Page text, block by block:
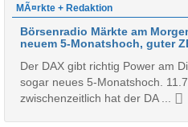
MÃ¤rkte + Redaktion
Börsenradio Märkte am
neuem 5-Monatshoch, guter
Der DAX gibt richtig Power am
sogar neues 5-Monatshoch.
zwischenzeitlich hat der DA ...